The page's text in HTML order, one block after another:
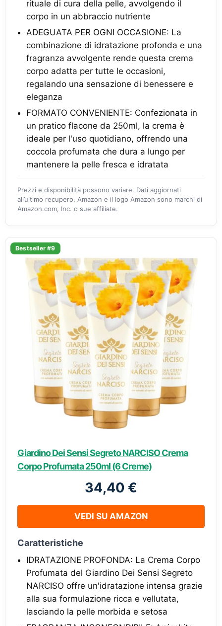
rituale di cura della pelle, avvolgendo il
corpo in un abbraccio nutriente
ADEGUATA PER OGNI OCCASIONE: La
combinazione di idratazione profonda e una
fragranza avvolgente rende questa crema
corpo adatta per tutte le occasioni,
regalando una sensazione di benessere e
eleganza
FORMATO CONVENIENTE: Confezionata in
un pratico flacone da 250ml, la crema è
ideale per l'uso quotidiano, offrendo una
coccola profumata che dura a lungo per
mantenere la pelle fresca e idratata
Prezzi e disponibilità possono variare. Dati aggiornati
all’ultimo recupero. Amazon e il logo Amazon sono marchi di
Amazon.com, Inc. o sue affiliate.
Bestseller #9
Giardino Dei Sensi Segreto NARCISO Crema
Corpo Profumata 250ml (6 Creme)
34,40 €
VEDI SU AMAZON
Caratteristiche
IDRATAZIONE PROFONDA: La Crema Corpo
Profumata del Giardino Dei Sensi Segreto
NARCISO offre un'idratazione intensa grazie
alla sua formulazione ricca e vellutata,
lasciando la pelle morbida e setosa